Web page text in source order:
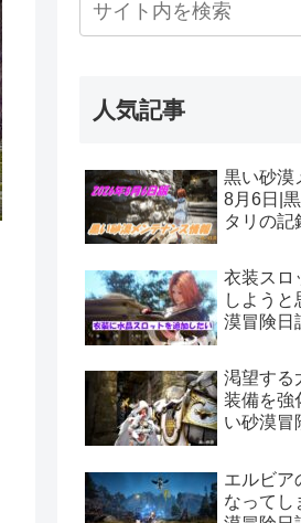
人気記事
黒い砂漠
8月6日|
タリの記
衣装スロ
しようと
漠冒険日
渇望する
装備を強
い砂漠冒
エルビア
なって